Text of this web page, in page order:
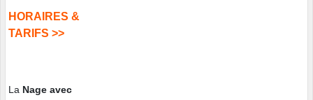
HORAIRES &
TARIFS >>
La Nage avec